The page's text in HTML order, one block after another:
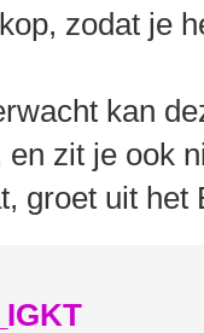
zodat je
kan
en zit je ook
groet uit het